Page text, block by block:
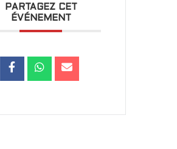
PARTAGEZ CET
ÉVÉNEMENT